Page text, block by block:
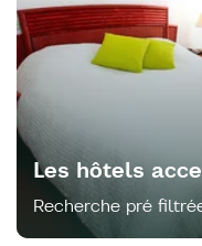
Les hôtels
Recherche pré